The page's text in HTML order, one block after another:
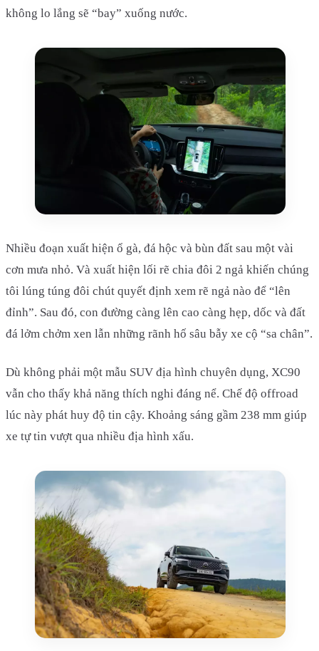
không lo lắng sẽ “bay” xuống nước.
Nhiều đoạn xuất hiện ổ gà, đá hộc và bùn đất sau một vài
cơn mưa nhỏ. Và xuất hiện lối rẽ chia đôi 2 ngả khiến chúng
tôi lúng túng đôi chút quyết định xem rẽ ngả nào để “lên
đỉnh”. Sau đó, con đường càng lên cao càng hẹp, dốc và đất
đá lởm chởm xen lẫn những rãnh hố sâu bẫy xe cộ “sa chân”.
Dù không phải một mẫu SUV địa hình chuyên dụng, XC90
vẫn cho thấy khả năng thích nghi đáng nể. Chế độ offroad
lúc này phát huy độ tin cậy. Khoảng sáng gầm 238 mm giúp
xe tự tin vượt qua nhiều địa hình xấu.